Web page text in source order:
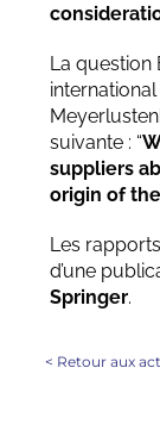
La
suivante : “
suppliers
origin of
Les
d’une
Springer.
< Retour aux